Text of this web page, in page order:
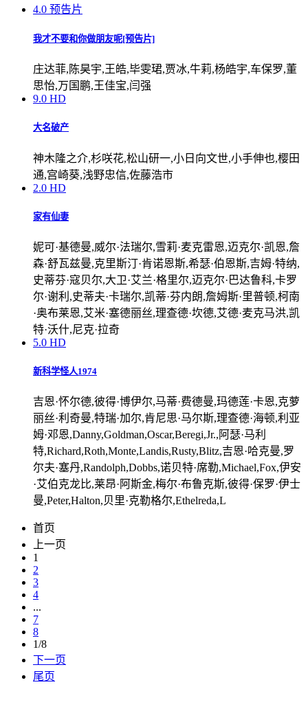
4.0 预告片
我才不要和你做朋友呢[预告片]
庄达菲,陈昊宇,王皓,毕雯珺,贾冰,牛莉,杨皓宇,车保罗,董
思怡,万国鹏,王佳宝,闫强
9.0 HD
大名破产
神木隆之介,杉咲花,松山研一,小日向文世,小手伸也,樱田
通,宫崎葵,浅野忠信,佐藤浩市
2.0 HD
家有仙妻
妮可·基德曼,威尔·法瑞尔,雪莉·麦克雷恩,迈克尔·凯恩,詹
森·舒瓦兹曼,克里斯汀·肯诺恩斯,希瑟·伯恩斯,吉姆·特纳,
史蒂芬·寇贝尔,大卫·艾兰·格里尔,迈克尔·巴达鲁科,卡罗
尔·谢利,史蒂夫·卡瑞尔,凯蒂·芬内朗,詹姆斯·里普顿,柯南
·奥布莱恩,艾米·塞德丽丝,理查德·坎德,艾德·麦克马洪,凯
特·沃什,尼克·拉奇
5.0 HD
新科学怪人1974
吉恩·怀尔德,彼得·博伊尔,马蒂·费德曼,玛德莲·卡恩,克萝
丽丝·利奇曼,特瑞·加尔,肯尼思·马尔斯,理查德·海顿,利亚
姆·邓恩,Danny,Goldman,Oscar,Beregi,Jr.,阿瑟·马利
特,Richard,Roth,Monte,Landis,Rusty,Blitz,吉恩·哈克曼,罗
尔夫·塞丹,Randolph,Dobbs,诺贝特·席勒,Michael,Fox,伊安
·艾伯克龙比,莱昂·阿斯金,梅尔·布鲁克斯,彼得·保罗·伊士
曼,Peter,Halton,贝里·克勒格尔,Ethelreda,L
首页
上一页
1
2
3
4
...
7
8
1/8
下一页
尾页